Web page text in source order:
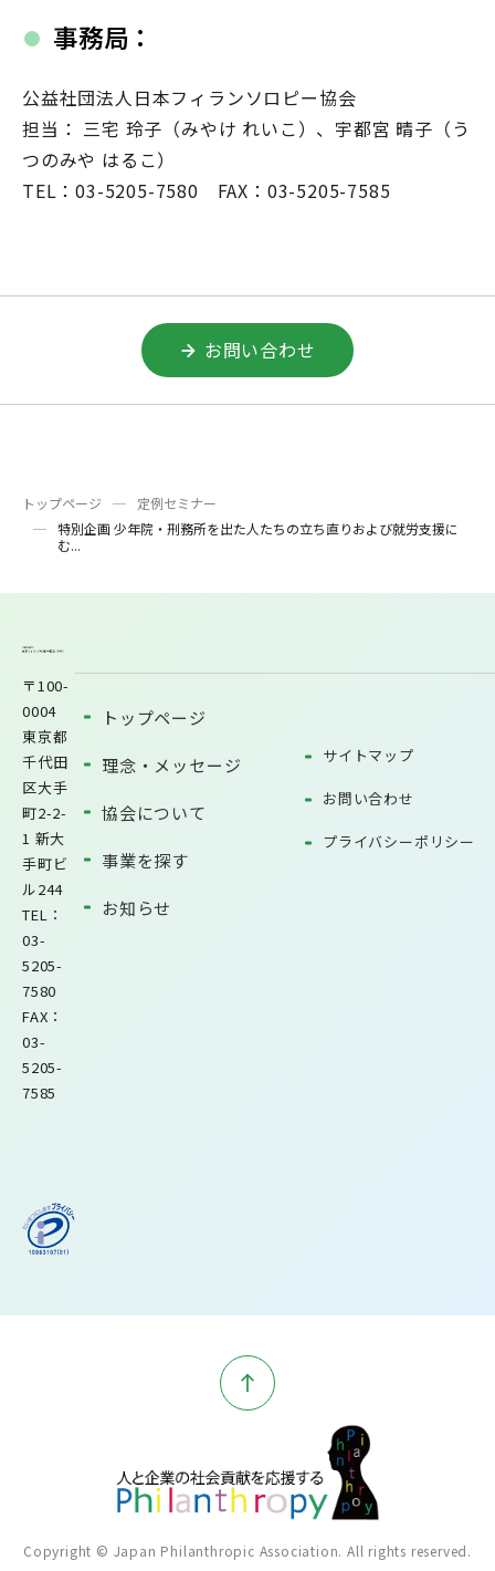
事務局：
公益社団法人日本フィランソロピー協会
担当： 三宅 玲子（みやけ れいこ）、宇都宮 晴子（う
つのみや はるこ）
TEL：03-5205-7580 FAX：03-5205-7585
お問い合わせ
トップページ
定例セミナー
特別企画 少年院・刑務所を出た人たちの立ち直りおよび就労支援に
む...
〒100-
0004
東京都
千代田
区大手
町2-2-
1 新大
手町ビ
ル244
TEL：
03-
5205-
7580
FAX：
03-
5205-
7585
トップページ
理念・メッセージ
協会について
事業を探す
お知らせ
サイトマップ
お問い合わせ
プライバシーポリシー
Copyright © Japan Philanthropic Association. All rights reserved.